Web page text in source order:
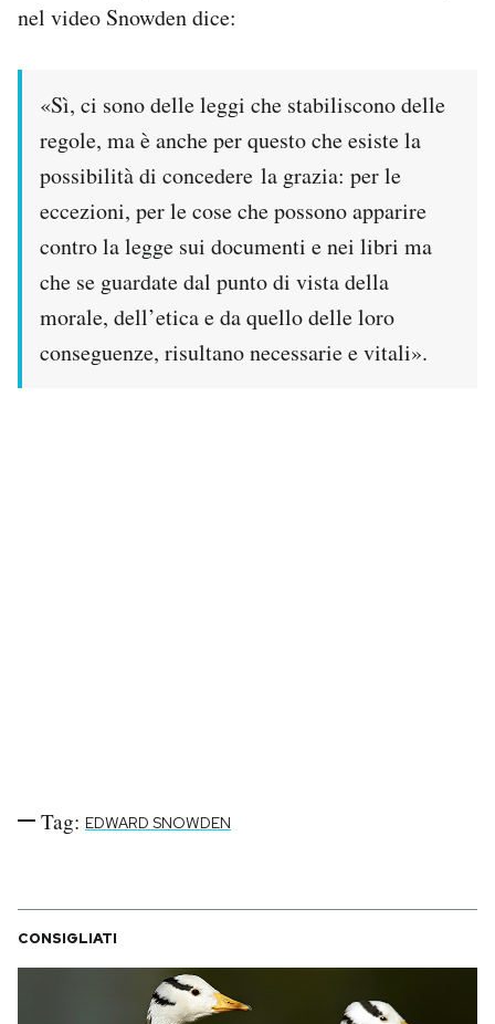
nel video Snowden dice:
«Sì, ci sono delle leggi che stabiliscono delle
regole, ma è anche per questo che esiste la
possibilità di concedere la grazia: per le
eccezioni, per le cose che possono apparire
contro la legge sui documenti e nei libri ma
che se guardate dal punto di vista della
morale, dell’etica e da quello delle loro
conseguenze, risultano necessarie e vitali».
Tag: EDWARD SNOWDEN
CONSIGLIATI